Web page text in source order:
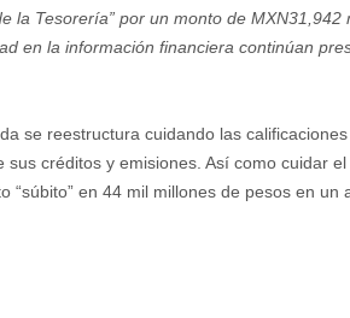
la Tesorería” por un monto de MXN31,942
en la información financiera continúan
se reestructura cuidando las
sus créditos y emisiones. Así como cuidar
“súbito” en 44 mil millones de pesos en un